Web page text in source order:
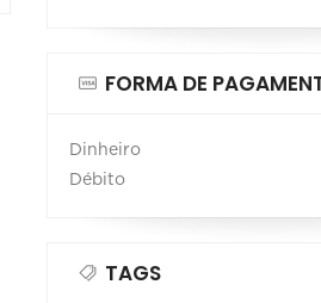
FORMA DE
Dinheiro
Débito
TAGS